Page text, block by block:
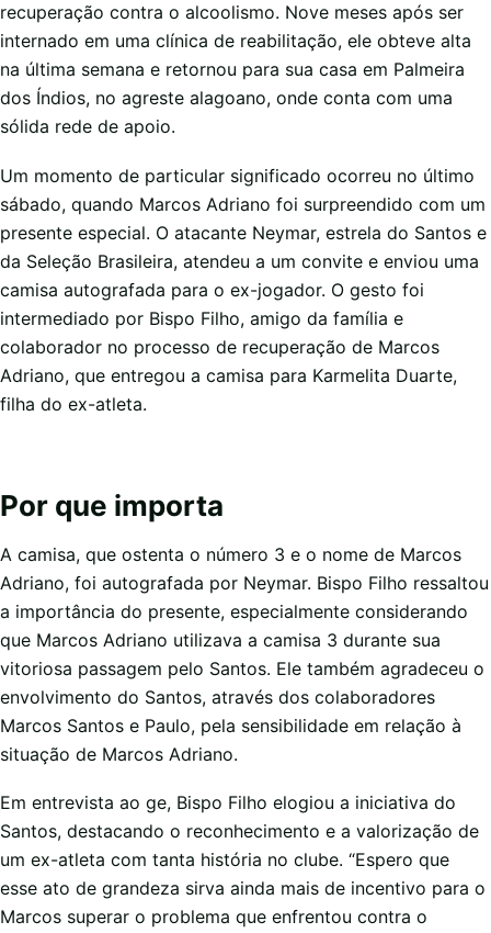
recuperação contra o alcoolismo. Nove meses após ser
internado em uma clínica de reabilitação, ele obteve alta
na última semana e retornou para sua casa em Palmeira
dos Índios, no agreste alagoano, onde conta com uma
sólida rede de apoio.
Um momento de particular significado ocorreu no último
sábado, quando Marcos Adriano foi surpreendido com um
presente especial. O atacante Neymar, estrela do Santos e
da Seleção Brasileira, atendeu a um convite e enviou uma
camisa autografada para o ex-jogador. O gesto foi
intermediado por Bispo Filho, amigo da família e
colaborador no processo de recuperação de Marcos
Adriano, que entregou a camisa para Karmelita Duarte,
filha do ex-atleta.
Por que importa
A camisa, que ostenta o número 3 e o nome de Marcos
Adriano, foi autografada por Neymar. Bispo Filho ressaltou
a importância do presente, especialmente considerando
que Marcos Adriano utilizava a camisa 3 durante sua
vitoriosa passagem pelo Santos. Ele também agradeceu o
envolvimento do Santos, através dos colaboradores
Marcos Santos e Paulo, pela sensibilidade em relação à
situação de Marcos Adriano.
Em entrevista ao ge, Bispo Filho elogiou a iniciativa do
Santos, destacando o reconhecimento e a valorização de
um ex-atleta com tanta história no clube. “Espero que
esse ato de grandeza sirva ainda mais de incentivo para o
Marcos superar o problema que enfrentou contra o